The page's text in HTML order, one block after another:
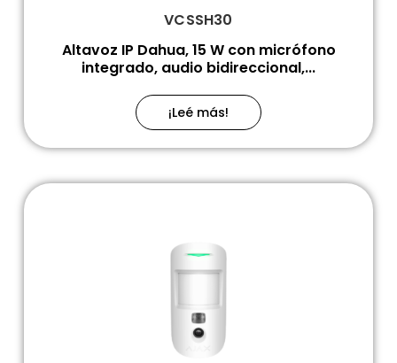
VCSSH30
Altavoz IP Dahua, 15 W con micrófono
integrado, audio bidireccional,...
¡Leé más!